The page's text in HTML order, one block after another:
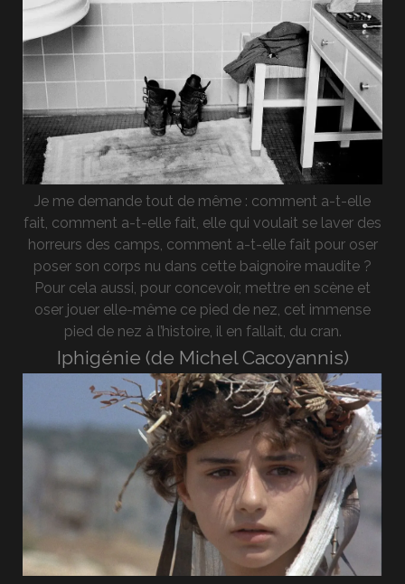
Je me demande tout de même : comment a-t-elle
fait, comment a-t-elle fait, elle qui voulait se laver des
horreurs des camps, comment a-t-elle fait pour oser
poser son corps nu dans cette baignoire maudite ?
Pour cela aussi, pour concevoir, mettre en scène et
oser jouer elle-même ce pied de nez, cet immense
pied de nez à l’histoire, il en fallait, du cran.
Iphigénie (de Michel Cacoyannis)